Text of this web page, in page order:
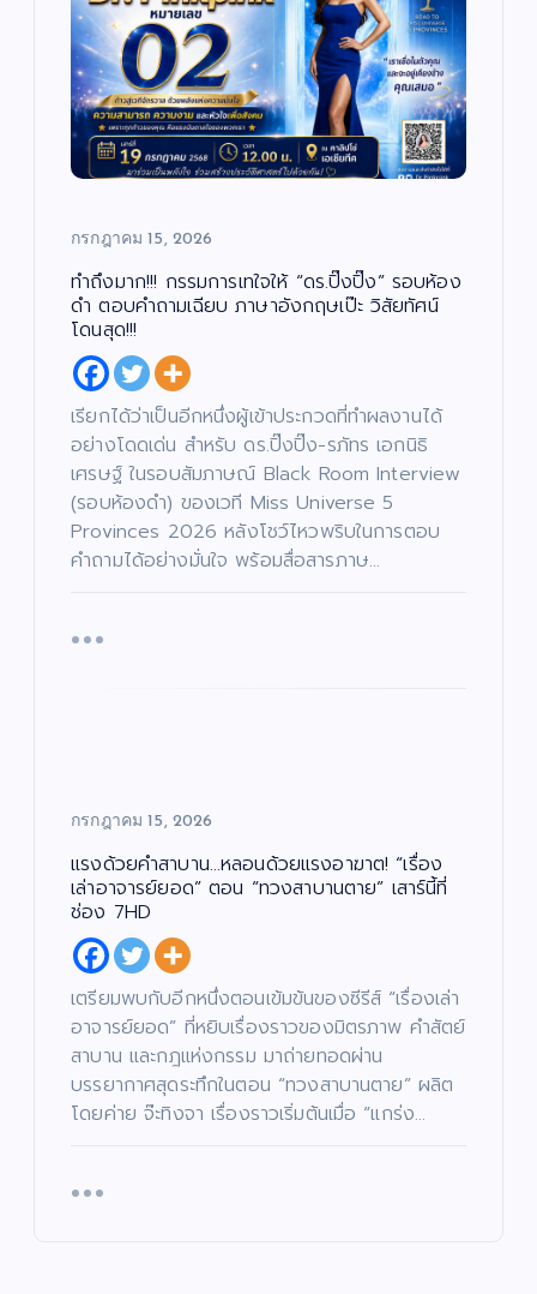
กรกฎาคม 15, 2026
ทำถึงมาก!!! กรรมการเทใจให้ “ดร.ปิ๊งปิ๊ง” รอบห้อง
ดำ ตอบคำถามเฉียบ ภาษาอังกฤษเป๊ะ วิสัยทัศน์
โดนสุด!!!
เรียกได้ว่าเป็นอีกหนึ่งผู้เข้าประกวดที่ทำผลงานได้
อย่างโดดเด่น สำหรับ ดร.ปิ๊งปิ๊ง-รภัทร เอกนิธิ
เศรษฐ์ ในรอบสัมภาษณ์ Black Room Interview
(รอบห้องดำ) ของเวที Miss Universe 5
Provinces 2026 หลังโชว์ไหวพริบในการตอบ
คำถามได้อย่างมั่นใจ พร้อมสื่อสารภาษ…
กรกฎาคม 15, 2026
แรงด้วยคำสาบาน…หลอนด้วยแรงอาฆาต! “เรื่อง
เล่าอาจารย์ยอด” ตอน “ทวงสาบานตาย” เสาร์นี้ที่
ช่อง 7HD
เตรียมพบกับอีกหนึ่งตอนเข้มข้นของซีรีส์ “เรื่องเล่า
อาจารย์ยอด” ที่หยิบเรื่องราวของมิตรภาพ คำสัตย์
สาบาน และกฎแห่งกรรม มาถ่ายทอดผ่าน
บรรยากาศสุดระทึกในตอน “ทวงสาบานตาย” ผลิต
โดยค่าย จ๊ะทิงจา เรื่องราวเริ่มต้นเมื่อ “แกร่ง…